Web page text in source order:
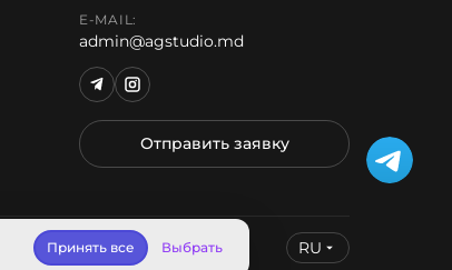
E-MAIL:
admin@agstudio.md
Отправить заявку
RU
Принять все Выбрать